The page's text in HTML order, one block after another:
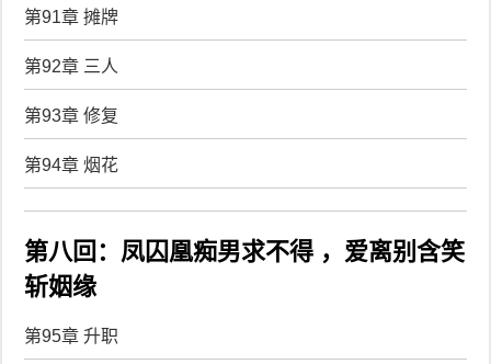
第91章 摊牌
第92章 三人
第93章 修复
第94章 烟花
第八回：凤囚凰痴男求不得 ，爱离别含笑
斩姻缘
第95章 升职